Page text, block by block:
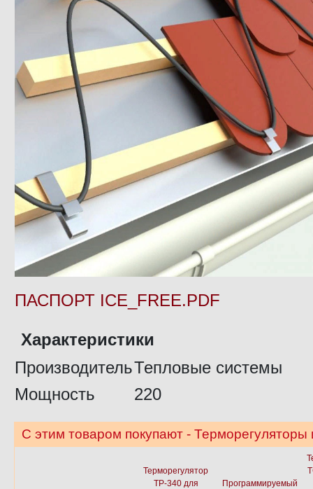
ПАСПОРТ ICE_FREE.PDF
Характеристики
ПроизводительТепловые системы
Мощность
220
С этим товаром покупают - Терморегуляторы
Терморегулятор
ТР-340 для
Программируемый